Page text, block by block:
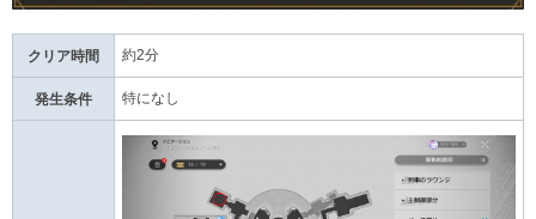
クリア時間 約2分
発生条件 特になし